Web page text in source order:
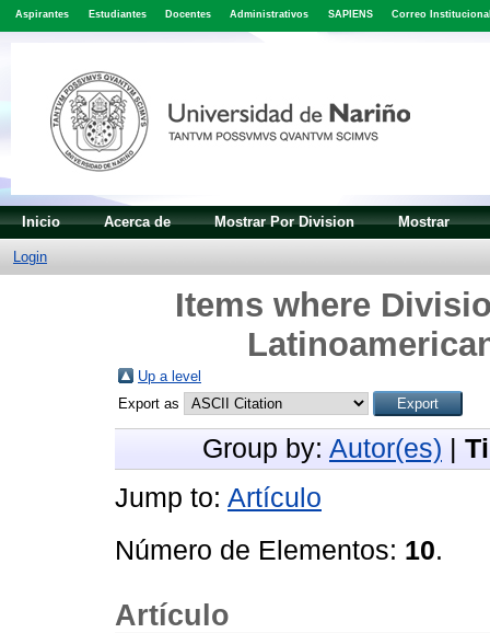
Aspirantes Estudiantes Docentes Administrativos SAPIENS Correo
Inicio Acerca de Mostrar Por Division Mostrar
Login
Items where
Up a level
Export as
Group by: Autor(es) |
Jump to: Artículo
Número de Elementos: 10.
Artículo